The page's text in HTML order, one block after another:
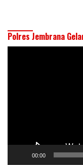
Polres Jembrana
00:00